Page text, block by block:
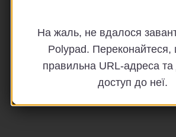
На жаль, не вдалося
Polypad. Переконайтеся,
правильна URL-адреса та
доступ до неї.